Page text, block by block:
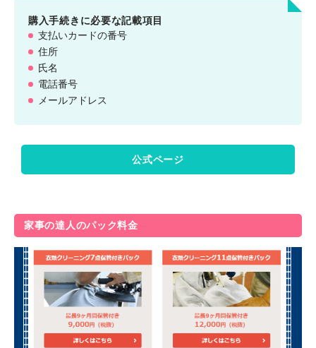
購入手続きに必要な記載項目
支払いカードの番号
住所
氏名
電話番号
メールアドレス
公式ページ
家事の達人のパック料金